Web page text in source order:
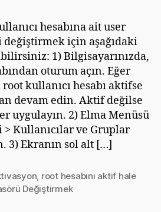
ü
m
ü
ş
aktif
hale
getirmek
ve
User
(kullanıcı)
klasörünün
ismini
değiştirmek
için
hesabına ait user
için aşağıdaki
1) Bilgisayarınızda,
oturum açın. Eğer
kullanıcı hesabı aktifse
devam edin. Aktif değilse
uygulayın. 2) Elma Menüsü
Kullanıcılar ve Gruplar
3) Ekranın sol alt […]
root hesabını aktif hale
Değiştirmek